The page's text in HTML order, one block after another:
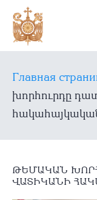
Главная
խորհուրդը
ԹԵՄԱԿԱՆ
ՎԱՏԻԿԱՆԻ